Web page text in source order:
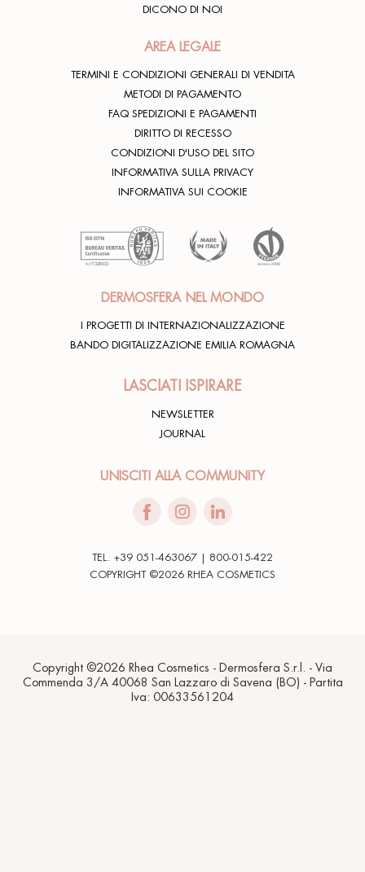
DICONO DI NOI
AREA LEGALE
TERMINI E CONDIZIONI GENERALI DI VENDITA
METODI DI PAGAMENTO
FAQ SPEDIZIONI E PAGAMENTI
DIRITTO DI RECESSO
CONDIZIONI D'USO DEL SITO
INFORMATIVA SULLA PRIVACY
INFORMATIVA SUI COOKIE
DERMOSFERA NEL MONDO
I PROGETTI DI INTERNAZIONALIZZAZIONE
BANDO DIGITALIZZAZIONE EMILIA ROMAGNA
LASCIATI ISPIRARE
NEWSLETTER
JOURNAL
UNISCITI ALLA COMMUNITY
TEL. +39 051-463067 | 800-015-422
COPYRIGHT ©2026 RHEA COSMETICS
Copyright ©2026 Rhea Cosmetics - Dermosfera S.r.l. - Via
Commenda 3/A 40068 San Lazzaro di Savena (BO) - Partita
Iva: 00633561204